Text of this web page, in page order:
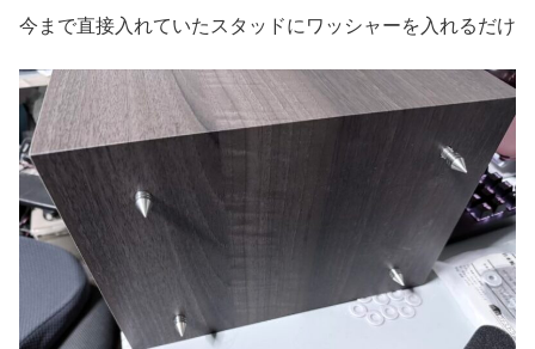
今まで直接入れていたスタッドにワッシャーを入れるだけ